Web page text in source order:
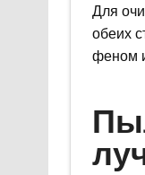
Для
обеих
феном